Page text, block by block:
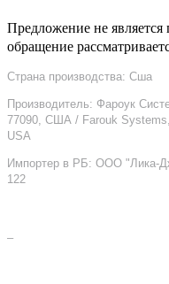
Предложение не
обращение
Страна производства: Сша
Производитель: Фароук
77090, США / Farouk Systems,
USA
Импортер в РБ: ООО "Лика-
122
–